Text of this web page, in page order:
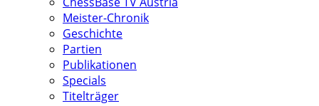
Meister-Chronik
Geschichte
Partien
Publikationen
Specials
Titelträger